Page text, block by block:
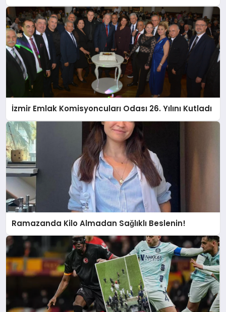
İzmir Emlak Komisyoncuları Odası 26. Yılını Kutladı
Ramazanda Kilo Almadan Sağlıklı Beslenin!